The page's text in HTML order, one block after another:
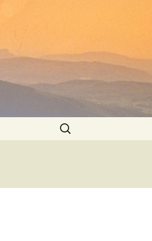
Rechercher :